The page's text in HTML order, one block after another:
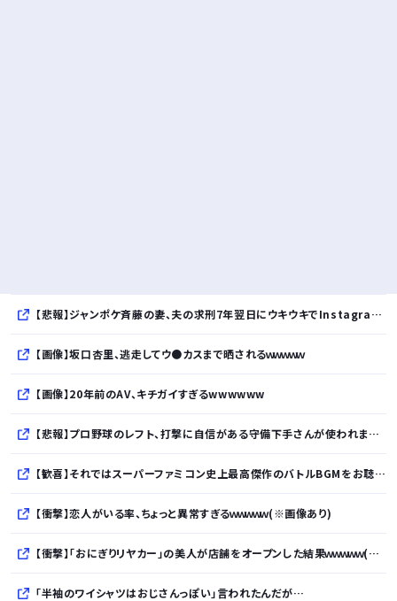
【悲報】ジャンポケ斉藤の妻、夫の求刑7年翌日にウキウキでInstagram更新
【画像】坂口杏里、逃走してウ●カスまで晒されるｗｗｗｗｗ
【画像】20年前のAV、キチガイすぎるwwwwww
【悲報】プロ野球のレフト、打撃に自信がある守備下手さんが使われまくるｗｗｗｗｗｗｗｗｗｗ
【歓喜】それではスーパーファミコン史上最高傑作のバトルBGMをお聴き下さいｗｗｗｗｗｗｗｗｗｗ
【衝撃】恋人がいる率、ちょっと異常すぎるｗｗｗｗｗ(※画像あり)
【衝撃】「おにぎりリヤカー」の美人が店舗をオープンした結果ｗｗｗｗｗ(※画像あり)
「半袖のワイシャツはおじさんっぽい」言われたんだが…